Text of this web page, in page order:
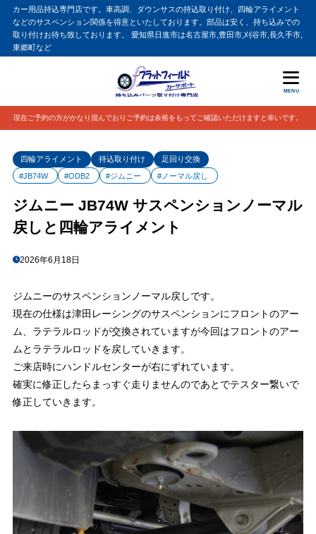
カー用品持込専門店です。車高調、ダウンサスの持込取り付け、四輪アライメント
などのサスペンション関係を得意といたしております。部品は安く、持ち込みでの
取り付けお待ち致しております。 愛知県日進市は名古屋市,豊田市,刈谷市,長久手市,
東郷町など
MENU
現在ご予約の方がかなり混んでおりご予約は余裕をもってご確認いただけますと幸いです。
四輪アライメント 持込取り付け
足回り交換
#JB74W
#ODB2 #ジムニー #ノーマル戻し
ジムニー JB74W サスペンションノーマル
戻しと四輪アライメント
2026年6月18日
ジムニーのサスペンションノーマル戻しです。
現在の仕様は津田レーシングのサスペンションにフロントのアー
ム、ラテラルロッドが交換されていますが今回はフロントのアー
ムとラテラルロッドを戻していきます。
ご来店時にハンドルセンターが右にずれています。
確実に修正したらまっすぐ走りませんのであとでテスター繋いで
修正していきます。